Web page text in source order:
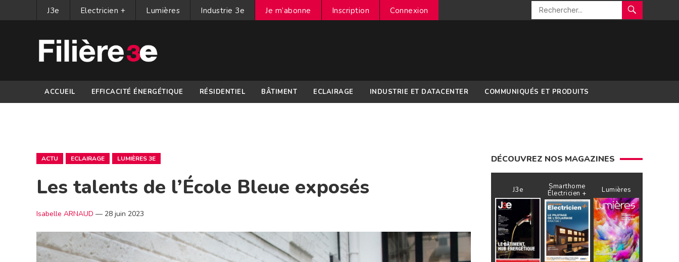
J3e Electricien + Lumières Industrie 3e Je m’abonne Inscription Connexion
ACCUEIL EFFICACITÉ ÉNERGÉTIQUE RÉSIDENTIEL BÂTIMENT ECLAIRAGE INDUSTRIE ET DATACENTER COMMUNIQUÉS ET PRODUITS
ACTU ECLAIRAGE LUMIÈRES 3E
Les talents de l’École Bleue exposés
Isabelle ARNAUD — 28 juin 2023
DÉCOUVREZ NOS MAGAZINES
J3e Smarthome
Électricien + Lumières